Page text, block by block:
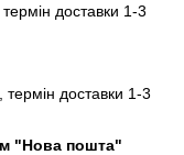
термін доставки 1-3
термін доставки 1-3
"Нова пошта"